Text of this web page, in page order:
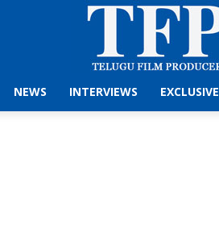
NEWS INTERVIEWS EXCLUSIVE